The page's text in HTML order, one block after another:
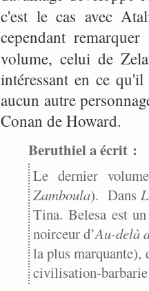
c'est le cas avec
cependant
volume, celui de
intéressant en ce
aucun autre
Conan de Howard.
Beruthiel a écrit :
Le dernier
Zamboula). Dans
Tina. Belesa est
noirceur d’Au-delà
la plus marquante),
civilisation-